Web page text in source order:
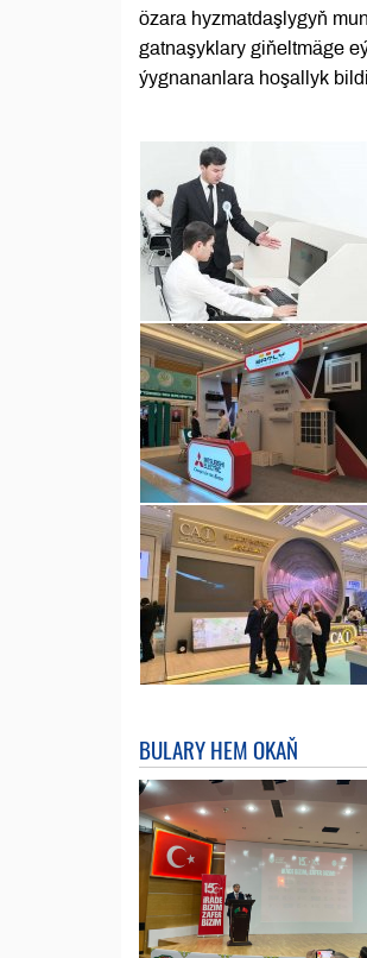
özara hyzmatdaşlygyň
gatnaşyklary giňeltmäge
ýygnananlara hoşallyk
BULARY HEM OKAŇ